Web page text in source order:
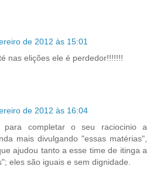
de 2012 às 15:01
nas elições ele é perdedor!!!!!!!
de 2012 às 16:04
para completar o seu raciocinio a
mais divulgando "essas matérias",
ajudou tanto a esse time de itinga a
eles são iguais e sem dignidade.